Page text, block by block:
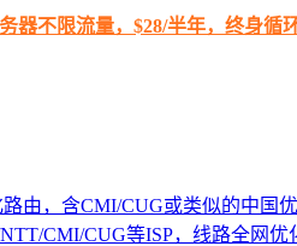
器不限流量，$28/半年，终身循
由，含CMI/CUG或类似的中国
CMI/CUG等ISP，线路全网优